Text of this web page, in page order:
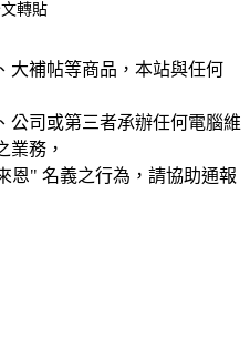
轉貼
大補帖等商品，本站與任何
公司或第三者承辦任何電腦維
業務，
恩" 名義之行為，請協助通報